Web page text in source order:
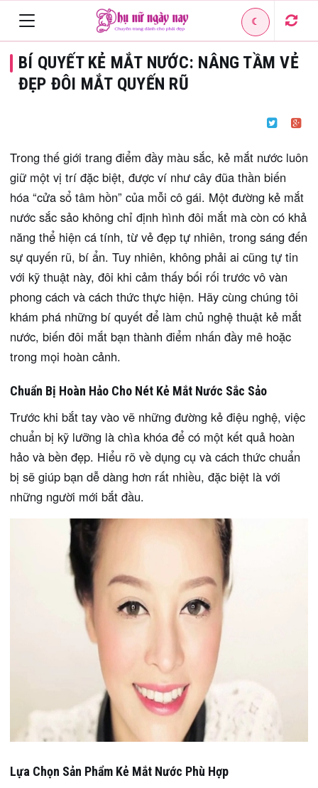
navigation
☾
BÍ QUYẾT KẺ MẮT NƯỚC: NÂNG TẦM VẺ
ĐẸP ĐÔI MẮT QUYẾN RŨ
Trong thế giới trang điểm đầy màu sắc, kẻ mắt nước luôn
giữ một vị trí đặc biệt, được ví như cây đũa thần biến
hóa “cửa sổ tâm hồn” của mỗi cô gái. Một đường kẻ mắt
nước sắc sảo không chỉ định hình đôi mắt mà còn có khả
năng thể hiện cá tính, từ vẻ đẹp tự nhiên, trong sáng đến
sự quyến rũ, bí ẩn. Tuy nhiên, không phải ai cũng tự tin
với kỹ thuật này, đôi khi cảm thấy bối rối trước vô vàn
phong cách và cách thức thực hiện. Hãy cùng chúng tôi
khám phá những bí quyết để làm chủ nghệ thuật kẻ mắt
nước, biến đôi mắt bạn thành điểm nhấn đầy mê hoặc
trong mọi hoàn cảnh.
Chuẩn Bị Hoàn Hảo Cho Nét Kẻ Mắt Nước Sắc Sảo
Trước khi bắt tay vào vẽ những đường kẻ điệu nghệ, việc
chuẩn bị kỹ lưỡng là chìa khóa để có một kết quả hoàn
hảo và bền đẹp. Hiểu rõ về dụng cụ và cách thức chuẩn
bị sẽ giúp bạn dễ dàng hơn rất nhiều, đặc biệt là với
những người mới bắt đầu.
Lựa Chọn Sản Phẩm Kẻ Mắt Nước Phù Hợp